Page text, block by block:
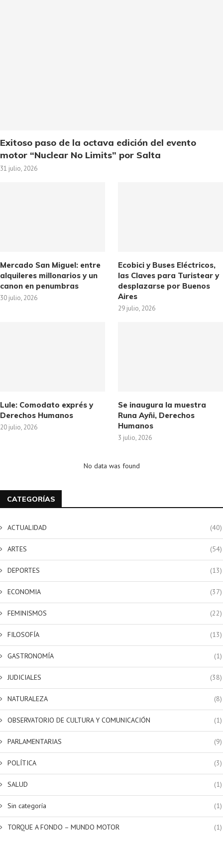
Exitoso paso de la octava edición del evento
motor “Nuclear No Limits” por Salta
31 julio, 2026
Mercado San Miguel: entre
alquileres millonarios y un
canon en penumbras
30 julio, 2026
Ecobici y Buses Eléctricos,
las Claves para Turistear y
desplazarse por Buenos
Aires
29 julio, 2026
Lule: Comodato exprés y
Derechos Humanos
20 julio, 2026
Se inaugura la muestra
Runa Ayñi, Derechos
Humanos
3 julio, 2026
No data was found
CATEGORÍAS
ACTUALIDAD (40)
ARTES (54)
DEPORTES (13)
ECONOMIA (37)
FEMINISMOS (22)
FILOSOFÍA (13)
GASTRONOMÍA (1)
JUDICIALES (38)
NATURALEZA (8)
OBSERVATORIO DE CULTURA Y COMUNICACIÓN (1)
PARLAMENTARIAS (9)
POLÍTICA (3)
SALUD (1)
Sin categoría (1)
TORQUE A FONDO – MUNDO MOTOR (1)